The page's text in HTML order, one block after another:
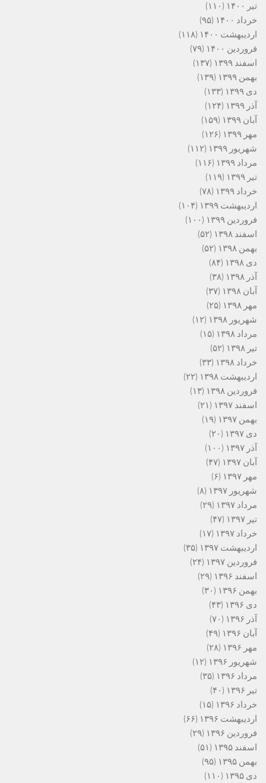
تیر ۱۴۰۰
(۱۱۰)
خرداد ۱۴۰۰
(۹۵)
اردیبهشت ۱۴۰۰
(۱۱۸)
فروردین ۱۴۰۰
(۷۹)
اسفند ۱۳۹۹
(۱۳۷)
بهمن ۱۳۹۹
(۱۳۹)
دی ۱۳۹۹
(۱۳۳)
آذر ۱۳۹۹
(۱۲۴)
آبان ۱۳۹۹
(۱۵۹)
مهر ۱۳۹۹
(۱۲۶)
شهریور ۱۳۹۹
(۱۱۲)
مرداد ۱۳۹۹
(۱۱۶)
تیر ۱۳۹۹
(۱۱۹)
خرداد ۱۳۹۹
(۷۸)
اردیبهشت ۱۳۹۹
(۱۰۴)
فروردین ۱۳۹۹
(۱۰۰)
اسفند ۱۳۹۸
(۵۲)
بهمن ۱۳۹۸
(۵۲)
دی ۱۳۹۸
(۸۴)
آذر ۱۳۹۸
(۳۸)
آبان ۱۳۹۸
(۳۷)
مهر ۱۳۹۸
(۲۵)
شهریور ۱۳۹۸
(۱۲)
مرداد ۱۳۹۸
(۱۵)
تیر ۱۳۹۸
(۵۲)
خرداد ۱۳۹۸
(۳۳)
اردیبهشت ۱۳۹۸
(۲۲)
فروردین ۱۳۹۸
(۱۳)
اسفند ۱۳۹۷
(۲۱)
بهمن ۱۳۹۷
(۱۹)
دی ۱۳۹۷
(۲۰)
آذر ۱۳۹۷
(۱۰۰)
آبان ۱۳۹۷
(۴۷)
مهر ۱۳۹۷
(۶)
شهریور ۱۳۹۷
(۸)
مرداد ۱۳۹۷
(۲۹)
تیر ۱۳۹۷
(۴۷)
خرداد ۱۳۹۷
(۱۷)
اردیبهشت ۱۳۹۷
(۳۵)
فروردین ۱۳۹۷
(۲۴)
اسفند ۱۳۹۶
(۲۹)
بهمن ۱۳۹۶
(۳۰)
دی ۱۳۹۶
(۴۳)
آذر ۱۳۹۶
(۷۰)
آبان ۱۳۹۶
(۴۹)
مهر ۱۳۹۶
(۲۸)
شهریور ۱۳۹۶
(۱۲)
مرداد ۱۳۹۶
(۳۵)
تیر ۱۳۹۶
(۴۰)
خرداد ۱۳۹۶
(۱۵)
اردیبهشت ۱۳۹۶
(۶۶)
فروردین ۱۳۹۶
(۲۹)
اسفند ۱۳۹۵
(۵۱)
بهمن ۱۳۹۵
(۹۵)
دی ۱۳۹۵
(۱۱۰)